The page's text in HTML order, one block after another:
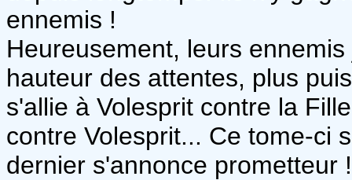
ennemis !
Heureusement, leurs
hauteur des attentes, plus
s'allie à Volesprit contre la
contre Volesprit... Ce tome-ci
dernier s'annonce prometteur !